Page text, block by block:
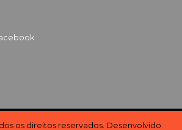
os direitos reservados. Desenvolvido